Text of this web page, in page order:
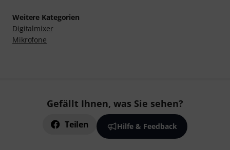
Weitere Kategorien
Digitalmixer
Mikrofone
Gefällt Ihnen, was Sie sehen?
Teilen Hilfe & Feedback